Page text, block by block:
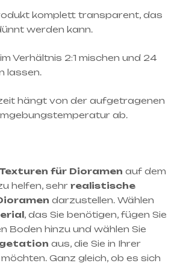
komplett transparent, das
werden kann.
Verhältnis 2:1 mischen und 24
lassen.
hängt von der aufgetragenen
ab.
für Dioramen auf dem
helfen, sehr realistische
darzustellen. Wählen
, das Sie benötigen, fügen Sie
Boden hinzu und wählen Sie
aus, die Sie in Ihrer
Ganz gleich, ob es sich